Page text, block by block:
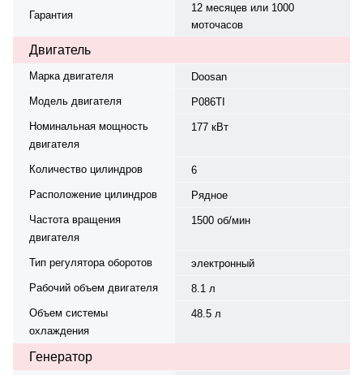
гарантия — 12 месяцев или 1000
Гарантия
12 месяцев или 1000
моточасов
Двигатель
Марка двигателя
Doosan
Модель двигателя
P086TI
Номинальная мощность
двигателя
177 кВт
Количество цилиндров
6
Расположение цилиндров
Рядное
Частота вращения
двигателя
1500 об/мин
Тип регулятора оборотов
электронный
Рабочий объем двигателя
8.1 л
Объем системы
охлаждения
48.5 л
Генератор